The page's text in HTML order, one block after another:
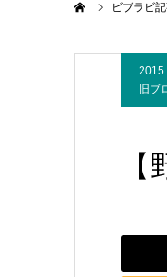
ビブラビ
旧ブ